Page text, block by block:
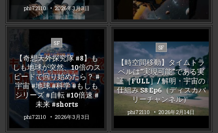
phi72110 2026年3月3日
Posted
in
SF
【奇想天外探究隊 #8】も
しも地球が突然、10倍のス
ピードで回り始めたら？ #
宇宙 #地球 #科学 #もしも
シリーズ #自転 #10倍速 #
未来 #shorts
phi72110 2026年3月3日
Posted
in
SF
【時空間移動】タイムトラ
ベルは“実現可能”である実
証［FULL］/ 解明・宇宙の
仕組み S8 Ep6（ディスカバ
リーチャンネル）
phi72110 2026年2月14日